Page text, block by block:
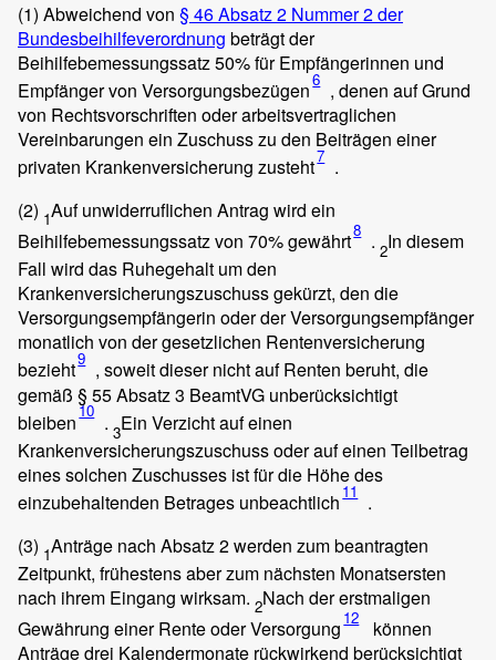
(1) Abweichend von § 46 Absatz 2 Nummer 2 der
Bundesbeihilfeverordnung beträgt der
Beihilfebemessungssatz 50% für Empfängerinnen und
Empfänger von Versorgungsbezügen6 , denen auf Grund
von Rechtsvorschriften oder arbeitsvertraglichen
Vereinbarungen ein Zuschuss zu den Beiträgen einer
privaten Krankenversicherung zusteht7 .
(2) 1Auf unwiderruflichen Antrag wird ein
Beihilfebemessungssatz von 70% gewährt8 . 2In diesem
Fall wird das Ruhegehalt um den
Krankenversicherungszuschuss gekürzt, den die
Versorgungsempfängerin oder der Versorgungsempfänger
monatlich von der gesetzlichen Rentenversicherung
bezieht9 , soweit dieser nicht auf Renten beruht, die
gemäß § 55 Absatz 3 BeamtVG unberücksichtigt
bleiben10 . 3Ein Verzicht auf einen
Krankenversicherungszuschuss oder auf einen Teilbetrag
eines solchen Zuschusses ist für die Höhe des
einzubehaltenden Betrages unbeachtlich 11
.
(3) 1Anträge nach Absatz 2 werden zum beantragten
Zeitpunkt, frühestens aber zum nächsten Monatsersten
nach ihrem Eingang wirksam. 2Nach der erstmaligen
Gewährung einer Rente oder Versorgung 12
können
Anträge drei Kalendermonate rückwirkend berücksichtigt